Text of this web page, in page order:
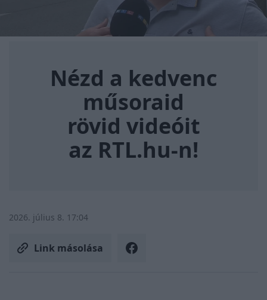
Nézd a kedvenc
műsoraid
rövid videóit
az RTL.hu-n!
2026. július 8. 17:04
Link másolása